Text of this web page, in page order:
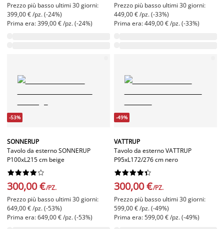
Prezzo più basso ultimi 30 giorni:
399,00 € /pz. (-24%)
Prima era: 399,00 € /pz. (-24%)
Prezzo più basso ultimi 30 giorni:
449,00 € /pz. (-33%)
Prima era: 449,00 € /pz. (-33%)
-53%
SONNERUP
Tavolo da esterno SONNERUP
P100xL215 cm beige






300,00 €/PZ.
Prezzo più basso ultimi 30 giorni:
649,00 € /pz. (-53%)
Prima era: 649,00 € /pz. (-53%)
-49%
VATTRUP
Tavolo da esterno VATTRUP
P95xL172/276 cm nero






300,00 €/PZ.
Prezzo più basso ultimi 30 giorni:
599,00 € /pz. (-49%)
Prima era: 599,00 € /pz. (-49%)